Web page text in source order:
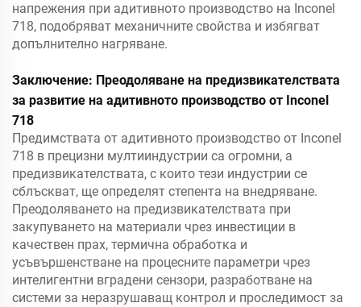
напрежения при адитивното производство на Inconel
718, подобряват механичните свойства и избягват
допълнително нагряване.
Заключение: Преодоляване на предизвикателствата
за развитие на адитивното производство от Inconel
718
Предимствата от адитивното производство от Inconel
718 в прецизни мултииндустрии са огромни, а
предизвикателствата, с които тези индустрии се
сблъскват, ще определят степента на внедряване.
Преодоляването на предизвикателствата при
закупуването на материали чрез инвестиции в
качествен прах, термична обработка и
усъвършенстване на процесните параметри чрез
интелигентни вградени сензори, разработване на
системи за неразрушаващ контрол и проследимост за